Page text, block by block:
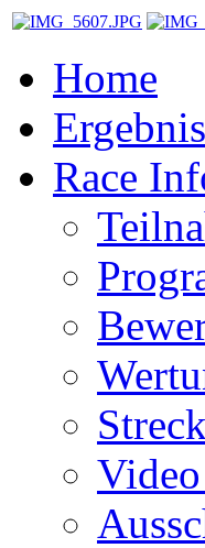
Home
Race